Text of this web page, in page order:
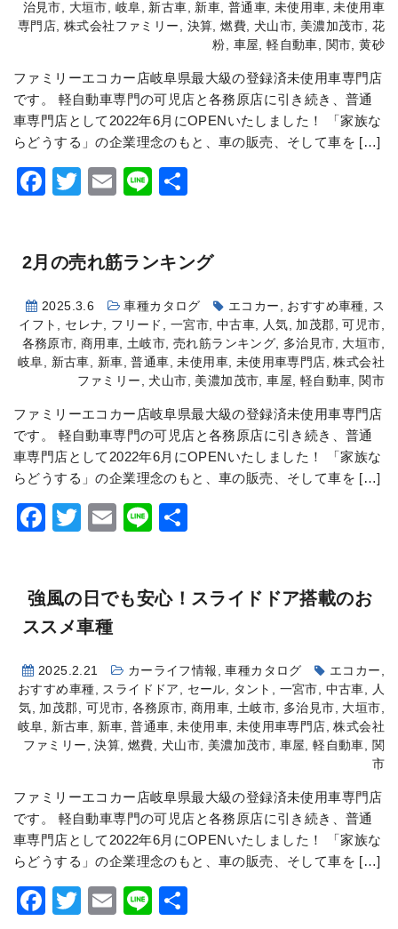
治見市, 大垣市, 岐阜, 新古車, 新車, 普通車, 未使用車,未使用車
専門店,株式会社ファミリー , 決算,燃費, 犬山市, 美濃加茂市, 花
粉, 車屋,軽自動車, 関市,黄砂
ファミリーエコカー店岐阜県最大級の登録済未使用車専門店
です。 軽自動車専門の可児店と各務原店に引き続き、普通
車専門店として2022年6月にOPENいたしました！ 「家族な
らどうする」の企業理念のもと、車の販売、そして車を […]
Facebook
Twitter
Email
Line
2月の売れ筋ランキング
2025.3.6 車種カタログ エコカー , おすすめ車種, ス
イフト , セレナ, フリード , 一宮市, 中古車, 人気, 加茂郡,可児市,
各務原市, 商用車, 土岐市, 売れ筋ランキング, 多治見市, 大垣市,
岐阜, 新古車, 新車,普通車,未使用車, 未使用車専門店,株式会社
ファミリー ,犬山市, 美濃加茂市,車屋, 軽自動車, 関市
ファミリーエコカー店岐阜県最大級の登録済未使用車専門店
です。 軽自動車専門の可児店と各務原店に引き続き、普通
車専門店として2022年6月にOPENいたしました！ 「家族な
らどうする」の企業理念のもと、車の販売、そして車を […]
Facebook
Twitter
Email
Line
強風の日でも安心！スライドドア搭載のお
ススメ車種
2025.2.21 カーライフ情報 ,車種カタログ エコカー ,
おすすめ車種, スライドドア , セール, タント , 一宮市, 中古車, 人
気, 加茂郡, 可児市, 各務原市, 商用車, 土岐市, 多治見市, 大垣市,
岐阜, 新古車, 新車,普通車,未使用車, 未使用車専門店,株式会社
ファミリー ,決算,燃費, 犬山市, 美濃加茂市, 車屋,軽自動車, 関
市
ファミリーエコカー店岐阜県最大級の登録済未使用車専門店
です。 軽自動車専門の可児店と各務原店に引き続き、普通
車専門店として2022年6月にOPENいたしました！ 「家族な
らどうする」の企業理念のもと、車の販売、そして車を […]
Facebook
Twitter
Email
Line